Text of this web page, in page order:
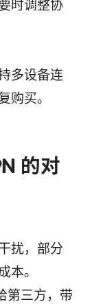
时调整协
多设备连
购买。
的对
扰，部分
本。
第三方，带